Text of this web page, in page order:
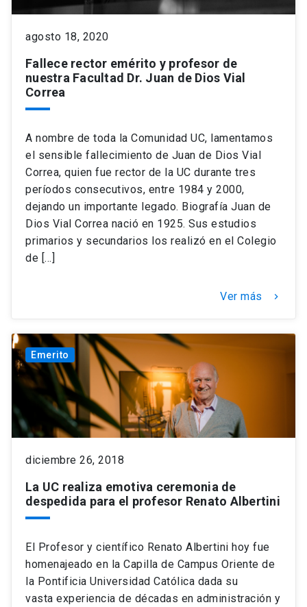
Académicos
Consejo de Facultad
Secretaría Académica
Documentos FCB
Dirección Investigación
Grupos de Investigación
Institutos y Centros
FCB en el Territorio
Redes Internacionales
Estudiantes
Pregrado
Postgrado
Centro de Estudiantes
Publicaciones
Contacto
agosto 18, 2020
Fallece rector emérito y profesor de
nuestra Facultad Dr. Juan de Dios Vial
Correa
A nombre de toda la Comunidad UC, lamentamos
el sensible fallecimiento de Juan de Dios Vial
Correa, quien fue rector de la UC durante tres
períodos consecutivos, entre 1984 y 2000,
dejando un importante legado. Biografía Juan de
Dios Vial Correa nació en 1925. Sus estudios
primarios y secundarios los realizó en el Colegio
de […]
Ver más keyboard_arrow_right
Emerito
diciembre 26, 2018
La UC realiza emotiva ceremonia de
despedida para el profesor Renato Albertini
El Profesor y científico Renato Albertini hoy fue
homenajeado en la Capilla de Campus Oriente de
la Pontificia Universidad Católica dada su
vasta experiencia de décadas en administración y